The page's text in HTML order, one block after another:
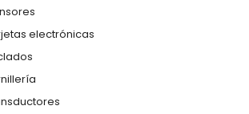
electrónicas